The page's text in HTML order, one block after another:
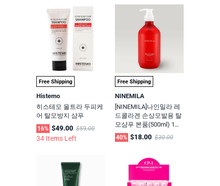
Free Shipping
Histemo
히스테모 울트라 두피케
어 탈모방지 샴푸
16% $49.00 $59.00
34 Items Left
Free Shipping
NINEMILA
[NINEMILA]나인밀라 레
드콜라겐 손상모발용 탈
모샴푸 본품(500ml) 1개,
그린로즈향 (+리필 500m
l 추가 선택 가능)
40% $18.00 $30.00